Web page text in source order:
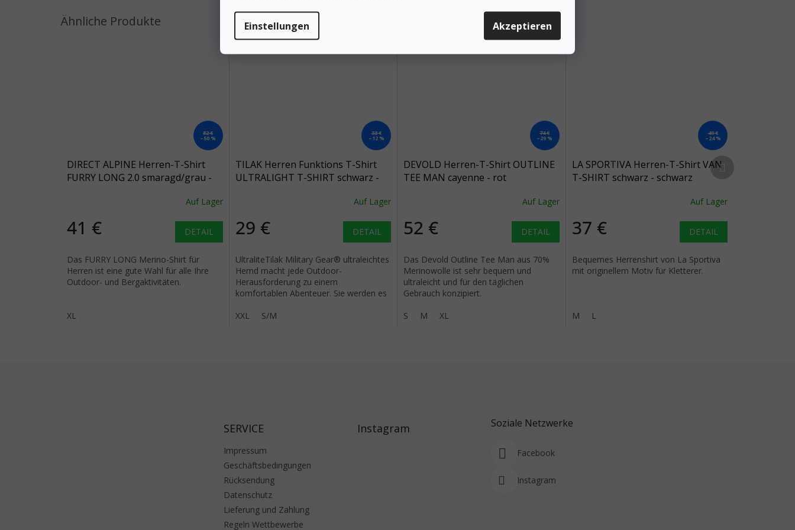
Einstellungen Akzeptieren
82 €
–50 %
DIRECT ALPINE Herren-T-Shirt
FURRY LONG 2.0 smaragd/grau -
Auf Lager
41 € DETAIL
Das FURRY LONG Merino-Shirt für
Herren ist eine gute Wahl für alle Ihre
Outdoor- und Bergaktivitäten.
XL
33 €
–12 %
TILAK Herren Funktions T-Shirt
ULTRALIGHT T-SHIRT schwarz -
Auf Lager
29 € DETAIL
UltraliteTilak Military Gear® ultraleichtes
Hemd macht jede Outdoor-
Herausforderung zu einem
komfortablen Abenteuer. Sie werden es
sich darauf...
XXL S/M
74 €
–29 %
DEVOLD Herren-T-Shirt OUTLINE
TEE MAN cayenne - rot
Auf Lager
52 € DETAIL
Das Devold Outline Tee Man aus 70%
Merinowolle ist sehr bequem und
ultraleicht und für den täglichen
Gebrauch konzipiert.
S
M XL
49 €
–24 %
LA SPORTIVA Herren-T-Shirt VAN
T-SHIRT schwarz - schwarz
Auf Lager
37 € DETAIL
Bequemes Herrenshirt von La Sportiva
mit originellem Motiv für Kletterer.
M L
SERVICE
Impressum
Geschäftsbedingungen
Rücksendung
Datenschutz
Lieferung und Zahlung
Regeln Wettbewerbe
Instagram Soziale Netzwerke
Facebook
Instagram